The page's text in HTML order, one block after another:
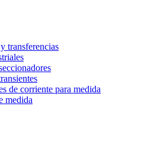
transferencias
de corriente para medida
medida